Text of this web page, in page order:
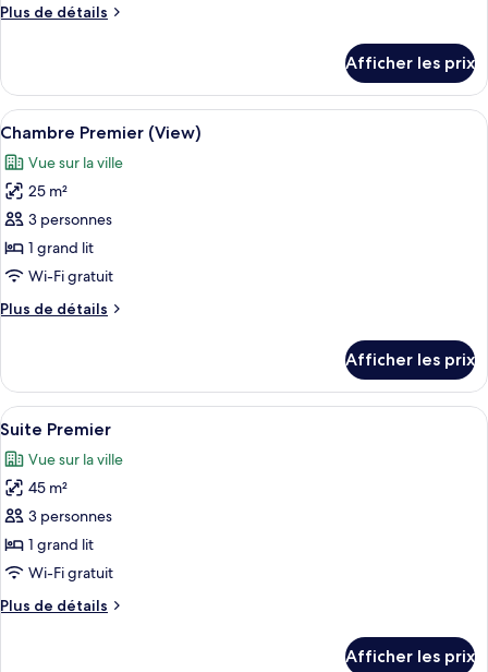
chambre :
(Club)
Plus de détails
Plus
Chambre
Premier
(Club)
Afficher les prix
Afficher
toutes
les
photos
pour
ce
type
chambre :
(View)
Une chambre d’hôtel moderne
4
Chambre Premier (View)
Vue sur la ville
25 m²
3 personnes
1 grand lit
Wi-Fi gratuit
Plus de détails
Plus
Chambre
Premier
(View)
Afficher les prix
Afficher
toutes
les
photos
pour
ce
type
chambre :
Coffre-fort, bureau, système
5
Suite Premier
Vue sur la ville
45 m²
3 personnes
1 grand lit
Wi-Fi gratuit
Plus de détails
Plus
Afficher les prix